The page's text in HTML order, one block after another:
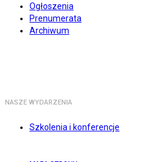
Ogłoszenia
Prenumerata
Archiwum
NASZE WYDARZENIA
Szkolenia i konferencje